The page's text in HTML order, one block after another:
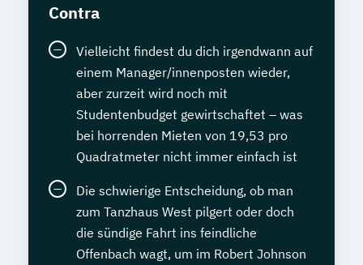
Contra
Vielleicht findest du dich irgendwann auf
einem Manager/innenposten wieder,
aber zurzeit wird noch mit
Studentenbudget gewirtschaftet – was
bei horrenden Mieten von 19,53 pro
Quadratmeter nicht immer einfach ist
Die schwierige Entscheidung, ob man
zum Tanzhaus West pilgert oder doch
die sündige Fahrt ins feindliche
Offenbach wagt, um im Robert Johnson